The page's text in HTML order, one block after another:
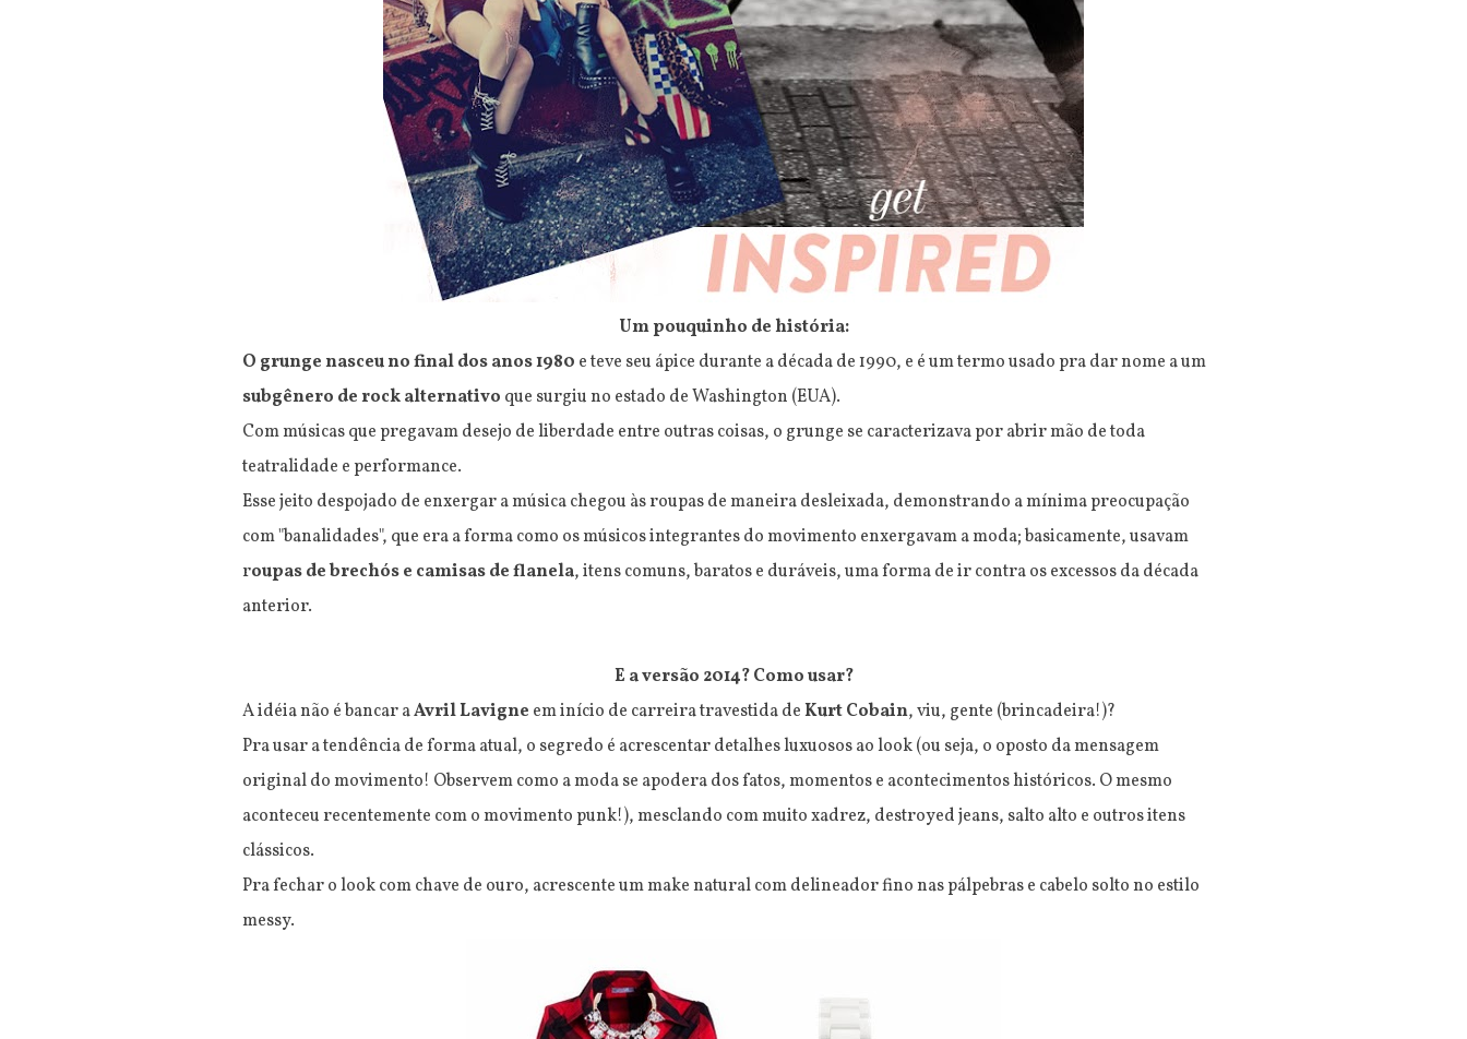
Um pouquinho de história:
O grunge nasceu no final dos anos 1980 e teve seu ápice durante a década de 1990, e é um termo usado pra dar nome a um
subgênero de rock alternativo que surgiu no estado de Washington (EUA).
Com músicas que pregavam desejo de liberdade entre outras coisas, o grunge se caracterizava por abrir mão de toda
teatralidade e performance.
Esse jeito despojado de enxergar a música chegou às roupas de maneira desleixada, demonstrando a mínima preocupação
com "banalidades", que era a forma como os músicos integrantes do movimento enxergavam a moda; basicamente, usavam
roupas de brechós e camisas de flanela, itens comuns, baratos e duráveis, uma forma de ir contra os excessos da década
anterior.
E a versão 2014? Como usar?
A idéia não é bancar aAvril Lavigne em início de carreira travestida deKurt Cobain, viu, gente (brincadeira!)?
Pra usar a tendência de forma atual, o segredo é acrescentar detalhes luxuosos ao look (ou seja, o oposto da mensagem
original do movimento! Observem como a moda se apodera dos fatos, momentos e acontecimentos históricos. O mesmo
aconteceu recentemente com o movimento punk!), mesclando com muito xadrez, destroyed jeans, salto alto e outros itens
clássicos.
Pra fechar o look com chave de ouro, acrescente um make natural com delineador fino nas pálpebras e cabelo solto no estilo
messy.